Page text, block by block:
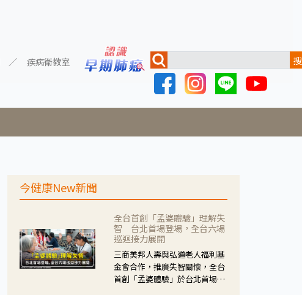
疾病衛教室
今健康New新聞
全台首創「孟婆體驗」理解失
智 台北首場登場，全台六場
巡迴接力展開
三商美邦人壽與弘道老人福利基
金會合作，推廣失智關懷，全台
首創「孟婆體驗」於台北首場實